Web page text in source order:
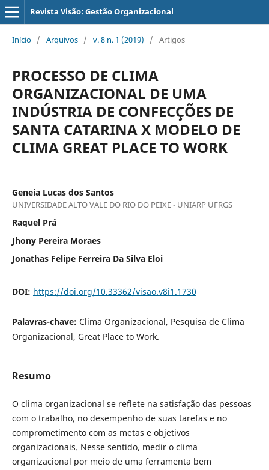
Revista Visão: Gestão Organizacional
Início / Arquivos / v. 8 n. 1 (2019) / Artigos
PROCESSO DE CLIMA
ORGANIZACIONAL DE UMA
INDÚSTRIA DE CONFECÇÕES DE
SANTA CATARINA X MODELO DE
CLIMA GREAT PLACE TO WORK
Geneia Lucas dos Santos
UNIVERSIDADE ALTO VALE DO RIO DO PEIXE - UNIARP UFRGS
Raquel Prá
Jhony Pereira Moraes
Jonathas Felipe Ferreira Da Silva Eloi
DOI: https://doi.org/10.33362/visao.v8i1.1730
Palavras-chave: Clima Organizacional, Pesquisa de Clima
Organizacional, Great Place to Work.
Resumo
O clima organizacional se reflete na satisfação das pessoas
com o trabalho, no desempenho de suas tarefas e no
comprometimento com as metas e objetivos
organizacionais. Nesse sentido, medir o clima
organizacional por meio de uma ferramenta bem